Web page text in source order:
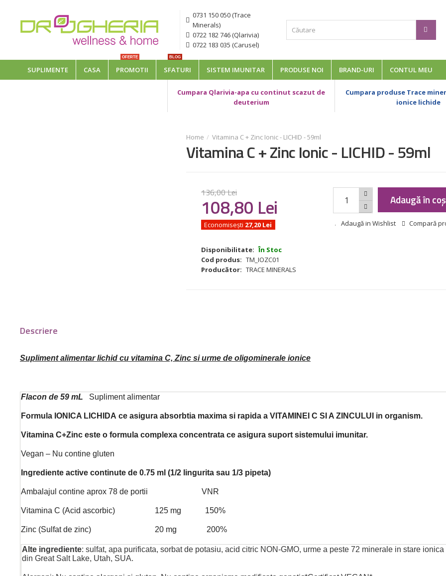
0731 150 050 (Trace
Minerals)
0722 182 746 (Qlarivia)
0722 183 035 (Carusel)
SUPLIMENTE CASA PROMOTII
OFERTE
SFATURI
BLOG
SISTEM IMUNITAR PRODUSE NOI BRAND-URI CONTUL MEU
Cumpara Qlarivia-apa cu continut scazut de
deuterium
Cumpara produse Trace
ionice lichide
Vitamina C + Zinc Ionic - LICHID - 59ml
Vitamina C + Zinc Ionic - LICHID - 59ml
136,00Lei
108,80 Lei
Economisești 27,20 Lei
Disponibilitate: În Stoc
Cod produs: TM_IOZC01
Producător: TRACE MINERALS
Adaugă în coș
Adaugă in Wishlist Compară
Descriere
Supliment alimentar lichid cu vitamina C, Zinc si urme de oligominerale ionice
Flacon de 59 mL Supliment alimentar
Formula IONICA LICHIDA ce asigura absorbtia maxima si rapida a VITAMINEI C SI A ZINCULUI in organism.
Vitamina C+Zinc este o formula complexa concentrata ce asigura suport sistemului imunitar.
Vegan – Nu contine gluten
Ingrediente active continute de 0.75 ml (1/2 lingurita sau 1/3 pipeta)
Ambalajul contine aprox 78 de portii VNR
Vitamina C (Acid ascorbic) 125 mg 150%
Zinc (Sulfat de zinc) 20 mg 200%
Alte ingrediente: sulfat, apa purificata, sorbat de potasiu, acid citric NON-GMO, urme a peste 72 minerale in stare
din Great Salt Lake, Utah, SUA.